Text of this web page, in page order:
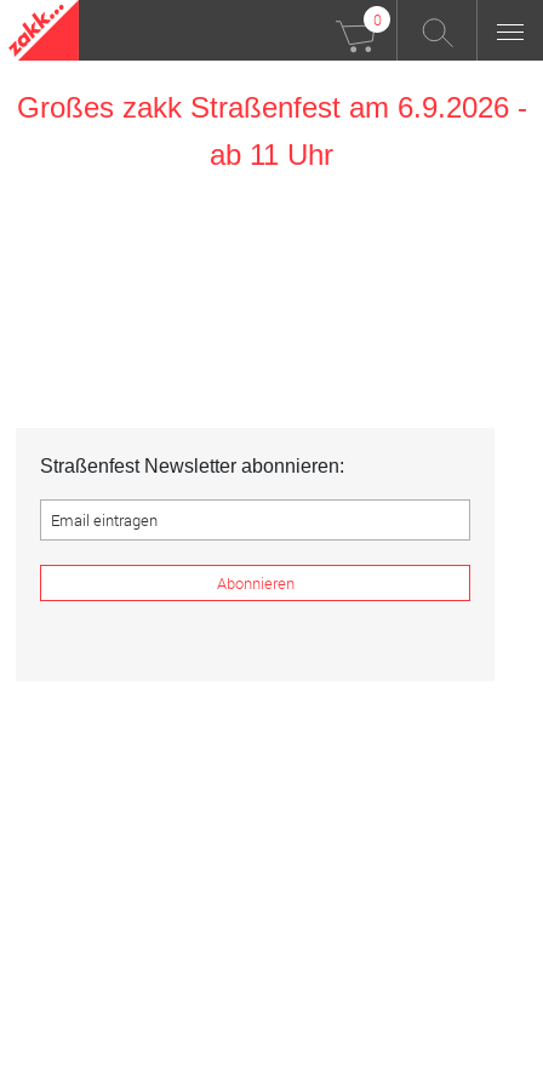
0
Großes zakk Straßenfest am 6.9.2026 -
ab 11 Uhr
Straßenfest Newsletter abonnieren:
Abonnieren